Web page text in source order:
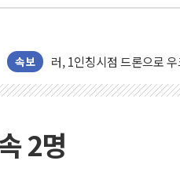
속보
[인도증시] 중동 긴장 완
[베트남 증시] 지수 하락
'월가의 황제' 다이먼 "금
김정관 산업부 장관 "주
해군 1함대 창설 80주년…
[3보] 북, 원산서 동해로
2명